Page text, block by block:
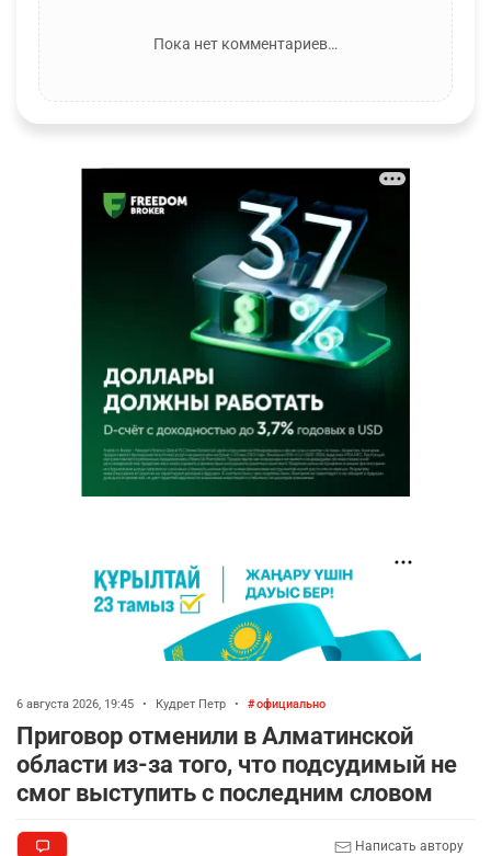
Пока нет комментариев…
6 августа 2026, 19:45 • Кудрет Петр • официально
Приговор отменили в Алматинской
области из-за того, что подсудимый не
смог выступить с последним словом
Написать автору